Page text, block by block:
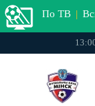
По ТВ |